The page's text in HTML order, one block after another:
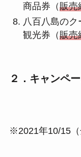
商品券（販売
八百八島の
観光券（販売
２．キャンペ
※2021年10/15